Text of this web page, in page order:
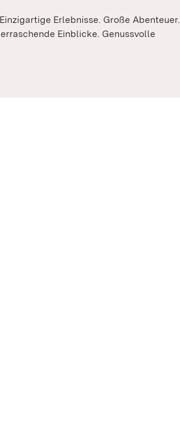
Erlebnisse. Große Abenteuer.
Einblicke. Genussvolle